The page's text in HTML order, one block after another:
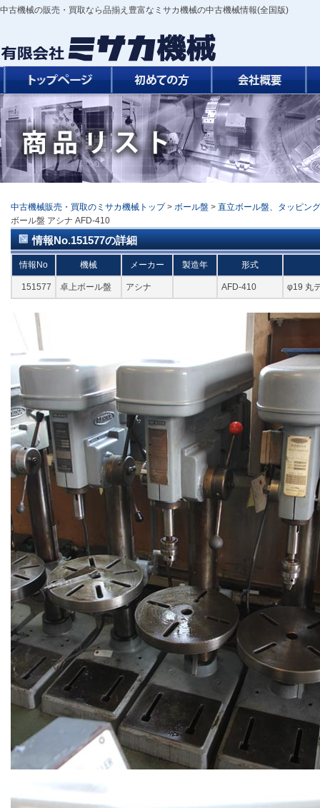
中古機械の販売・買取なら品揃え豊富なミサカ機械の中古機械情報(全国版)
中古機械販売・買取のミサカ機械トップ > ボール盤 > 直立ボール盤、タッピン
ボール盤 アシナ AFD-410
情報No.151577の詳細
情報No 機械 メーカー 製造年 形式
151577 卓上ボール盤 アシナ AFD-410 φ19 丸